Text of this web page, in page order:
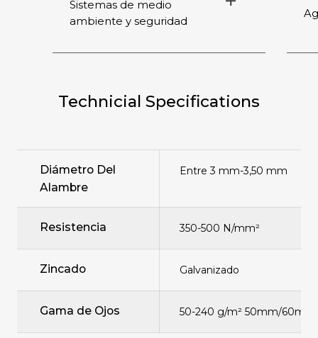
Sistemas de medio
ambiente y seguridad
Technicial Specifications
Diámetro Del
Alambre
Entre 3 mm-3,50 mm
Resistencia 350-500 N/mm²
Zincado Galvanizado
Gama de Ojos 50-240 g/m² 50mm/